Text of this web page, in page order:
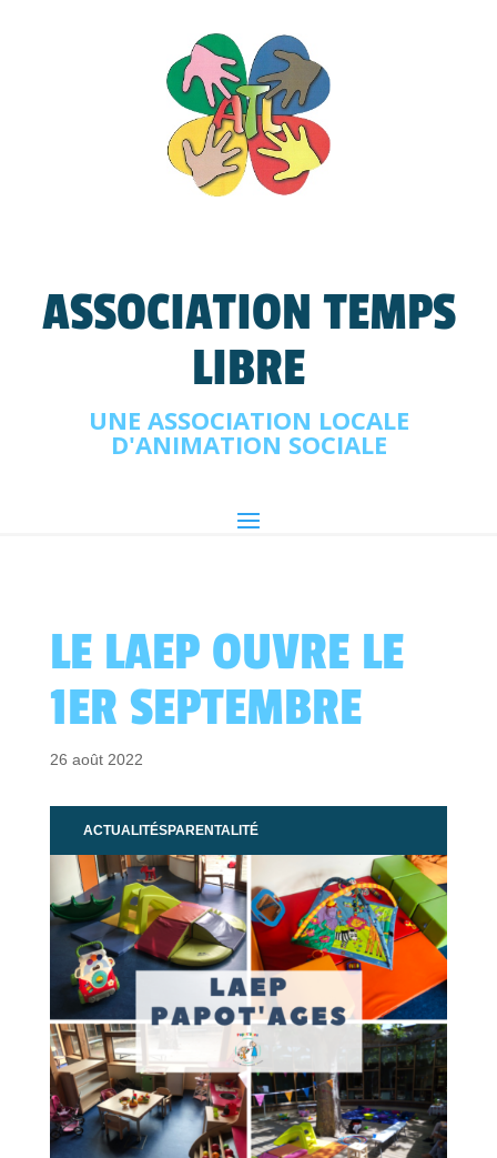
ASSOCIATION TEMPS
LIBRE
UNE ASSOCIATION LOCALE
D'ANIMATION SOCIALE
LE LAEP OUVRE LE
1ER SEPTEMBRE
26 août 2022
ACTUALITÉSPARENTALITÉ